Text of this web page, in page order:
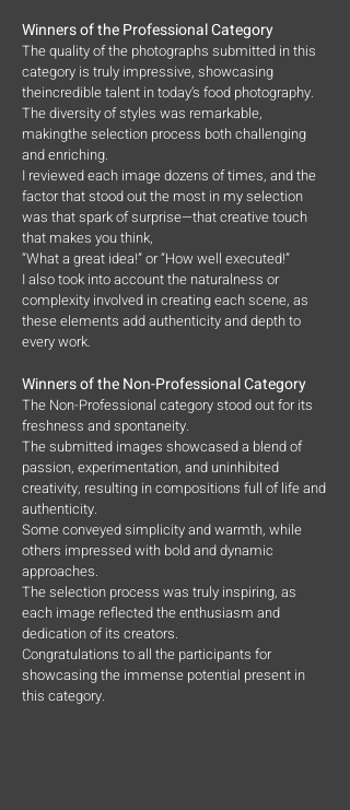
Winners of the Professional Category
The quality of the photographs submitted in this
category is truly impressive, showcasing
theincredible talent in today’s food photography.
The diversity of styles was remarkable,
makingthe selection process both challenging
and enriching.
I reviewed each image dozens of times, and the
factor that stood out the most in my selection
was that spark of surprise—that creative touch
that makes you think,
“What a great idea!” or “How well executed!”
I also took into account the naturalness or
complexity involved in creating each scene, as
these elements add authenticity and depth to
every work.
Winners of the Non-Professional Category
The Non-Professional category stood out for its
freshness and spontaneity.
The submitted images showcased a blend of
passion, experimentation, and uninhibited
creativity, resulting in compositions full of life and
authenticity.
Some conveyed simplicity and warmth, while
others impressed with bold and dynamic
approaches.
The selection process was truly inspiring, as
each image reflected the enthusiasm and
dedication of its creators.
Congratulations to all the participants for
showcasing the immense potential present in
this category.